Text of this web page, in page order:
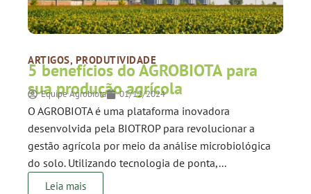
ARTIGOS, PRODUTIVIDADE
5 benefícios do AGROBIOTA para
sua produção agrícola
Equipe Agrobiota 01/12/2024
O AGROBIOTA é uma plataforma inovadora
desenvolvida pela BIOTROP para revolucionar a
gestão agrícola por meio da análise microbiológica
do solo. Utilizando tecnologia de ponta,...
Leia mais